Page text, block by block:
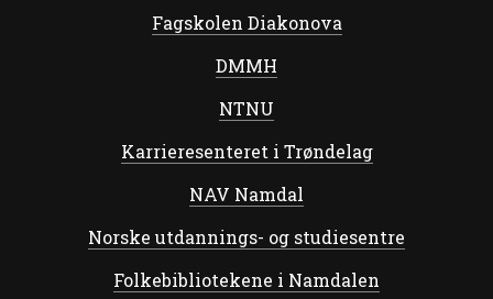
Fagskolen Diakonova
DMMH
NTNU
Karrieresenteret i Trøndelag
NAV Namdal
Norske utdannings- og studiesentre
Folkebibliotekene i Namdalen